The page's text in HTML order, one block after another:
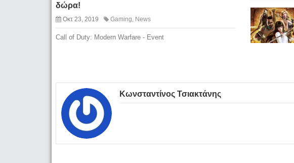
δώρα!
Οκτ 23, 2019 Gaming News
Call of Duty: Modern Warfare - Event
Κωνσταντίνος Τσιακτάνης